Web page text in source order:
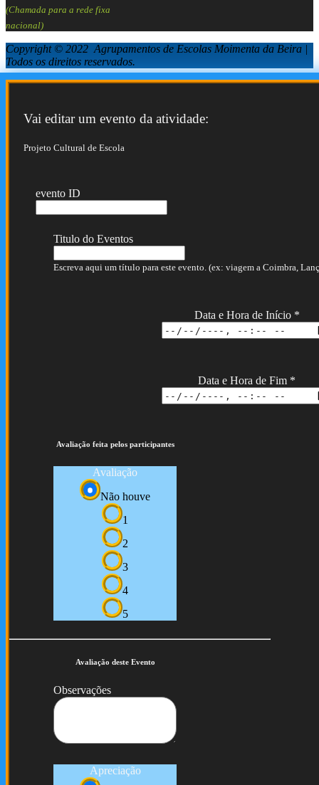
(Chamada para a rede fixa
nacional)
Copyright © 2022 Agrupamentos de Escolas Moimenta da Beira |
Todos os direitos reservados.
Vai editar um evento da atividade:
Projeto Cultural de Escola
evento ID
Titulo do Eventos
Escreva aqui um título para este evento. (ex: viagem a Coimbra,
Data e Hora de Início *
Data e Hora de Fim *
Avaliação feita pelos participantes
Avaliação
Não houve
1
2
3
4
5
Avaliação deste Evento
Observações
Apreciação